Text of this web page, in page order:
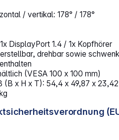
/ vertikal: 178° / 178°
DisplayPort 1.4 / 1x Kopfhörer
drehbar sowie
(VESA 100 x 100 mm)
(B x H x T): 54,4 x 49,87 x